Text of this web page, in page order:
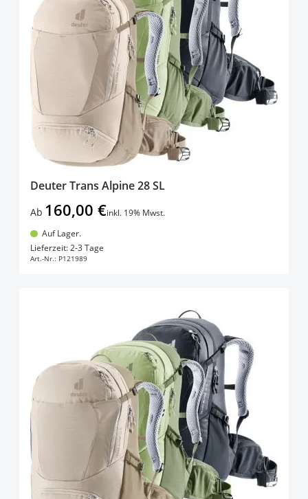
Deuter Trans Alpine 28 SL
Ab 160,00 €inkl. 19% Mwst.
Auf Lager.
Lieferzeit: 2-3 Tage
Art.-Nr.: P121989